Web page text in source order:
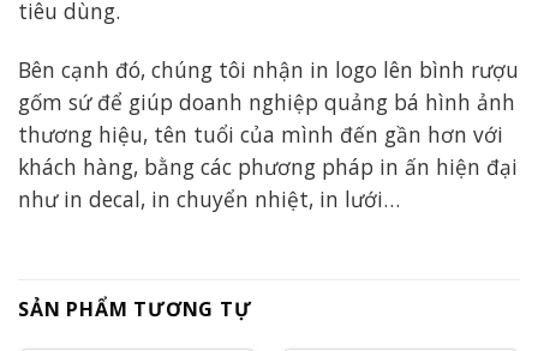
tiêu dùng.
Bên cạnh đó, chúng tôi nhận in logo lên bình rượu
gốm sứ để giúp doanh nghiệp quảng bá hình ảnh
thương hiệu, tên tuổi của mình đến gần hơn với
khách hàng, bằng các phương pháp in ấn hiện đại
như in decal, in chuyển nhiệt, in lưới…
SẢN PHẨM TƯƠNG TỰ